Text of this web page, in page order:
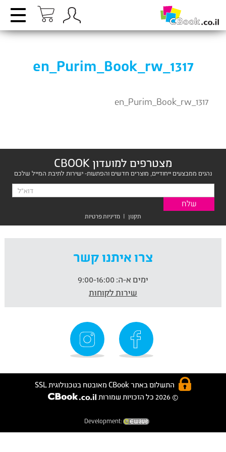
en_Purim_Book_rw_1317
en_Purim_Book_rw_1317
מצטרפים למועדון CBOOK
נהנים ממבצעים ייחודיים, מוצרים חדשים והפתעות- ישירות לתיבת המייל שלכם
תקנון | מדיניות פרטיות
צרו איתנו קשר
ימים א-ה:
שירות לקוחות
התשלום באתר CBook מאובטח בטכנולוגית SSL
© 2026 כל הזכויות שמורות
Development: